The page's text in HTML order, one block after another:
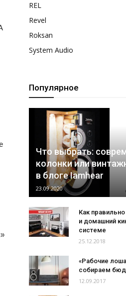
REL
Revel
Roksan
System Audio
Популярное
Что выбрать:
колонки или
в блоге Iamhear
23.09.2020
Как
и домашний
системе
25.12.2018
«Рабочие
собираем
12.09.2017